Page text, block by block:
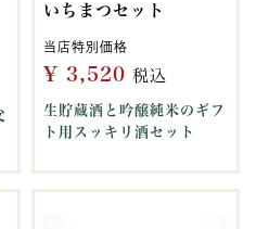
いちまつセット
当店特別価格
¥ 3,520 税込
生貯蔵酒と吟醸純米のギフ
ト用スッキリ酒セット